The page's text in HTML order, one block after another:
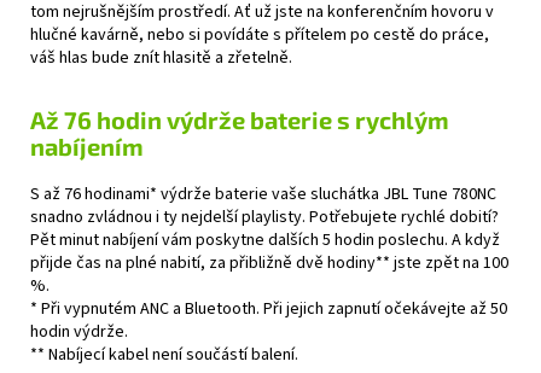
tom nejrušnějším prostředí. Ať už jste na konferenčním hovoru v
hlučné kavárně, nebo si povídáte s přítelem po cestě do práce,
váš hlas bude znít hlasitě a zřetelně.
Až 76 hodin výdrže baterie s rychlým
nabíjením
S až 76 hodinami* výdrže baterie vaše sluchátka JBL Tune 780NC
snadno zvládnou i ty nejdelší playlisty. Potřebujete rychlé dobití?
Pět minut nabíjení vám poskytne dalších 5 hodin poslechu. A když
přijde čas na plné nabití, za přibližně dvě hodiny** jste zpět na 100
%.
* Při vypnutém ANC a Bluetooth. Při jejich zapnutí očekávejte až 50
hodin výdrže.
** Nabíjecí kabel není součástí balení.